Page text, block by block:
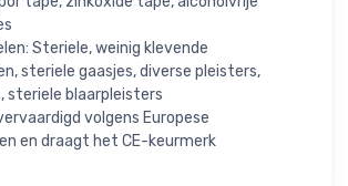
Steriele, weinig klevende
steriele gaasjes, diverse pleisters,
steriele blaarpleisters
volgens Europese
en draagt het CE-keurmerk